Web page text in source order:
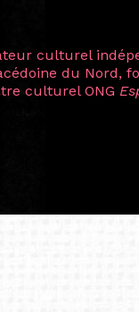
marquantes fut
— une amitié
et m’ont
d’une
année intense
de rêver,
/Germany)